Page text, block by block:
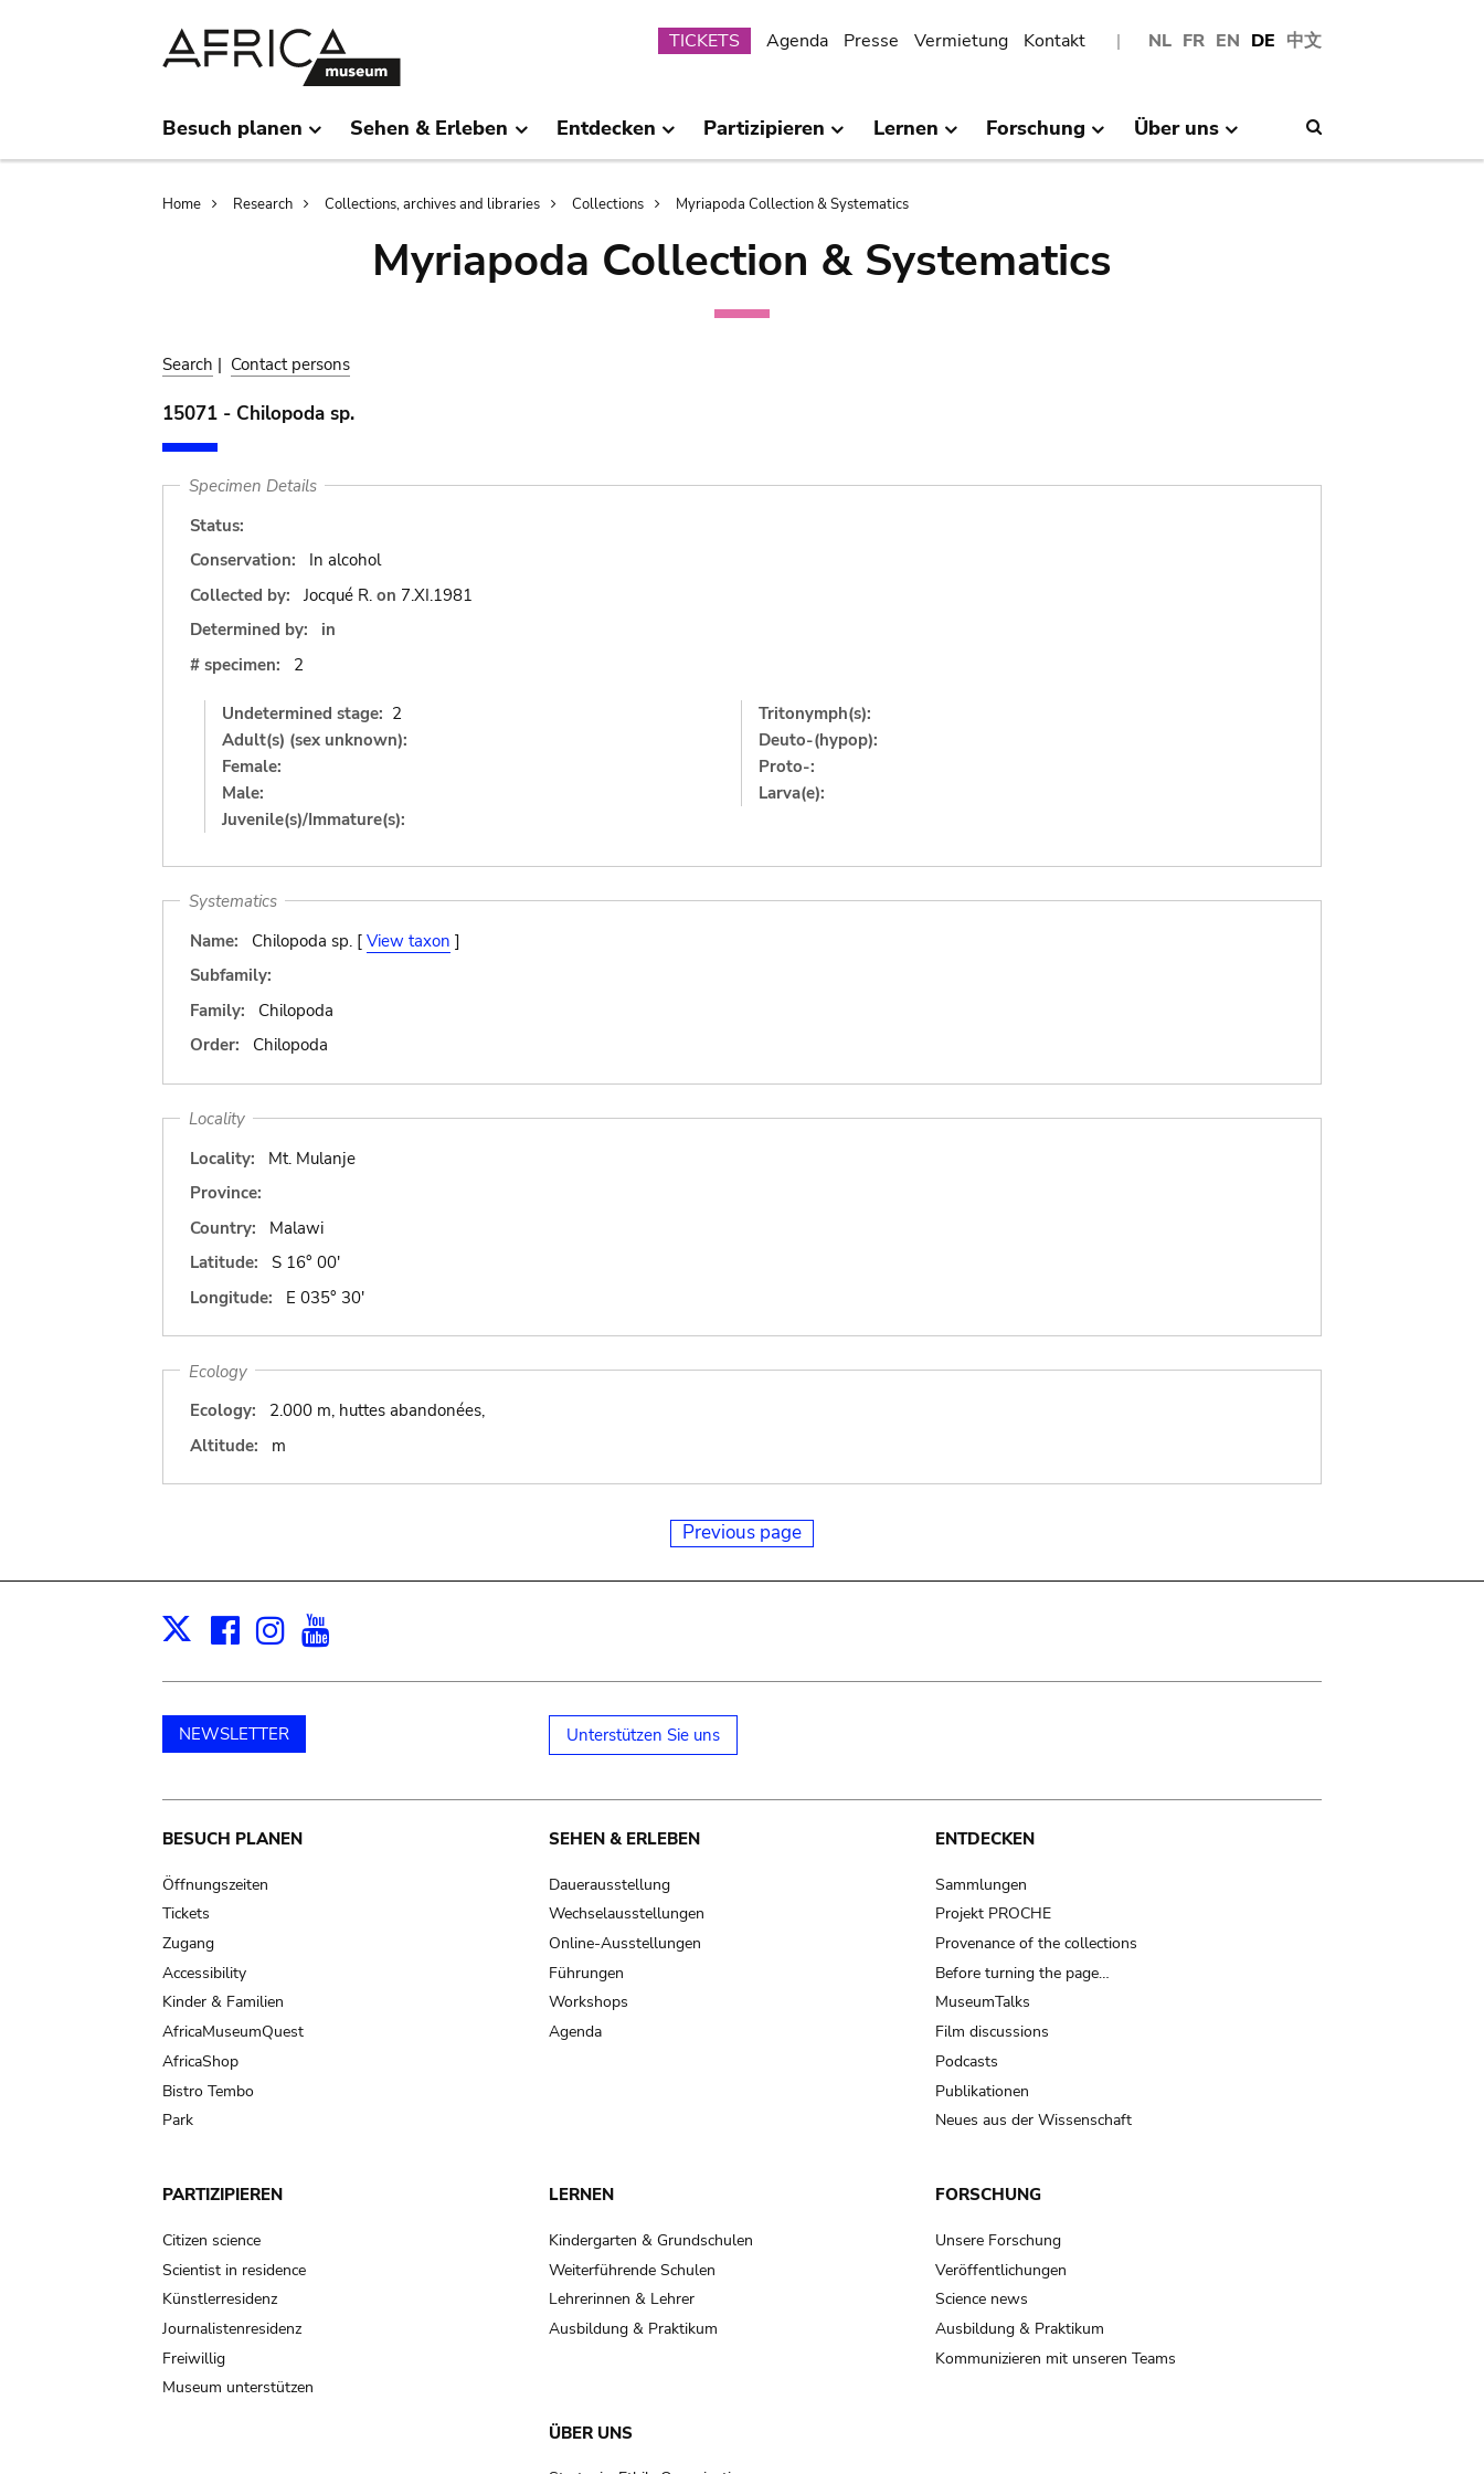
NL FR EN DE 中文
Submenu
TICKETS Agenda Presse Vermietung Kontakt
Besuch planen Sehen & Erleben Entdecken Partizipieren Lernen Forschung Über uns
Breadcrumb
Home Research Collections, archives and libraries Collections Myriapoda Collection & Systematics
Myriapoda Collection & Systematics
Search | Contact persons
15071 - Chilopoda sp.
Specimen Details
Status:
Conservation:
In alcohol
Collected by:
Jocqué R. on 7.XI.1981
Determined by:
in
# specimen:
2
Undetermined stage: 2
Adult(s) (sex unknown):
Female:
Male:
Juvenile(s)/Immature(s):
Tritonymph(s):
Deuto-(hypop):
Proto-:
Larva(e):
Systematics
Name:
Chilopoda sp. [ View taxon ]
Subfamily:
Family:
Chilopoda
Order:
Chilopoda
Locality
Locality:
Mt. Mulanje
Province:
Country:
Malawi
Latitude:
S 16° 00'
Longitude:
E 035° 30'
Ecology
Ecology:
2.000 m, huttes abandonées,
Altitude:
m
Previous page
X Facebook
Instagram
NEWSLETTER Unterstützen Sie uns
Main
navigation
BESUCH PLANEN
Öffnungszeiten
Tickets
Zugang
Accessibility
Kinder & Familien
AfricaMuseumQuest
AfricaShop
Bistro Tembo
Park
SEHEN & ERLEBEN
Dauerausstellung
Wechselausstellungen
Online-Ausstellungen
Führungen
Workshops
Agenda
ENTDECKEN
Sammlungen
Projekt PROCHE
Provenance of the collections
Before turning the page…
MuseumTalks
Film discussions
Podcasts
Publikationen
Neues aus der Wissenschaft
PARTIZIPIEREN
Citizen science
Scientist in residence
Künstlerresidenz
Journalistenresidenz
Freiwillig
Museum unterstützen
LERNEN
Kindergarten & Grundschulen
Weiterführende Schulen
Lehrerinnen & Lehrer
Ausbildung & Praktikum
FORSCHUNG
Unsere Forschung
Veröffentlichungen
Science news
Ausbildung & Praktikum
Kommunizieren mit unseren Teams
ÜBER UNS